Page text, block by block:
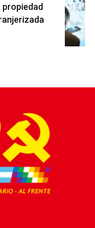
propiedad